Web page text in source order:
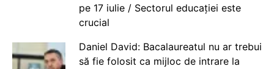
pe 17 iulie / Sectorul educației este
crucial
Daniel David: Bacalaureatul nu ar trebui
să fie folosit ca mijloc de intrare la